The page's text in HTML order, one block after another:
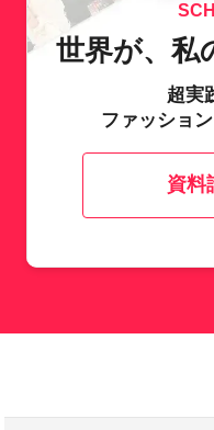
世界が、私
超実
ファッショ
資料